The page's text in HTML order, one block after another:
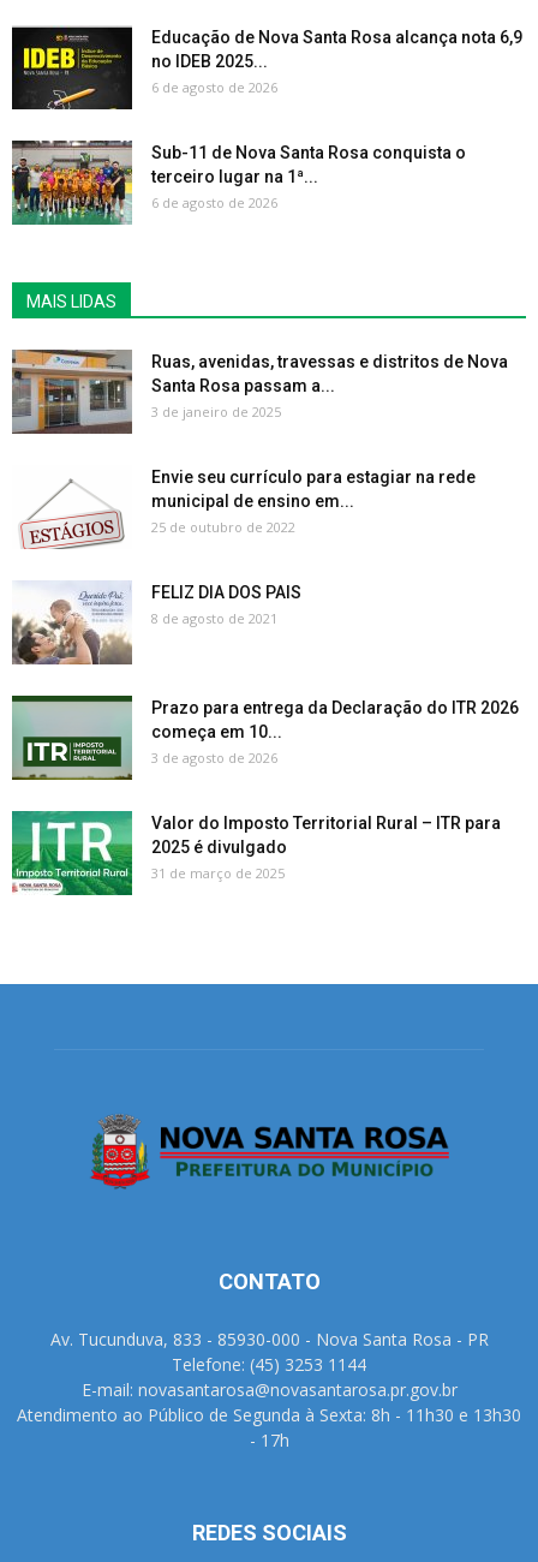
Educação de Nova Santa Rosa alcança nota 6,9
no IDEB 2025...
6 de agosto de 2026
Sub-11 de Nova Santa Rosa conquista o
terceiro lugar na 1ª...
6 de agosto de 2026
MAIS LIDAS
Ruas, avenidas, travessas e distritos de Nova
Santa Rosa passam a...
3 de janeiro de 2025
Envie seu currículo para estagiar na rede
municipal de ensino em...
25 de outubro de 2022
FELIZ DIA DOS PAIS
8 de agosto de 2021
Prazo para entrega da Declaração do ITR 2026
começa em 10...
3 de agosto de 2026
Valor do Imposto Territorial Rural – ITR para
2025 é divulgado
31 de março de 2025
CONTATO
Av. Tucunduva, 833 - 85930-000 - Nova Santa Rosa - PR
Telefone: (45) 3253 1144
E-mail: novasantarosa@novasantarosa.pr.gov.br
Atendimento ao Público de Segunda à Sexta: 8h - 11h30 e 13h30
- 17h
REDES SOCIAIS